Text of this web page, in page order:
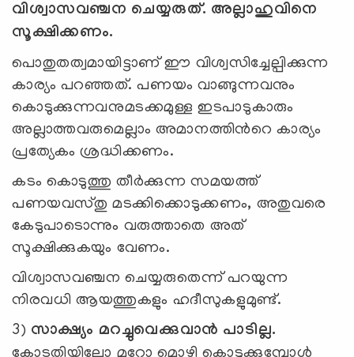
വിശ്വാസവഞ്ചന ചെയ്യരുത്. അല്ലാഹുവിനെ
സൂക്ഷിക്കണം.
പൊതുതത്വമായിട്ടാണ് ഈ വിശ്വസിച്ചേല്പിക്കുന്ന
കാര്യം പറഞ്ഞത്. പണയം വാങ്ങുന്നവനും
കൊടുക്കുന്നവനുമടക്കമുള്ള ഇടപാടുകാരും
അല്ലാത്തവരുമെല്ലാം അമാനത്തിന്‍റെ കാര്യം
പ്രത്യേകം ശ്രദ്ധിക്കണം.
കടം കൊടുത്തു തീര്‍ക്കുന്ന സമയത്ത്
പണയവസ്തു മടക്കിക്കൊടുക്കണം, അതുവരെ
കേടുപാടൊന്നും വരുത്താതെ അത്
സൂക്ഷിക്കുകയും വേണം.
വിശ്വാസവഞ്ചന ചെയ്യരുതെന്ന് പറയുന്ന
നിരവധി ആയത്തുകളും ഹദീസുകളുമുണ്ട്.
3) സാക്ഷ്യം മറച്ചുവെക്കുവാന്‍ പാടില്ല.